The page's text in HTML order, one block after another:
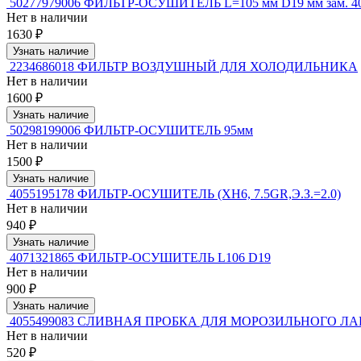
Нет в наличии
1630 ₽
Узнать наличие
2234686018 ФИЛЬТР ВОЗДУШНЫЙ ДЛЯ ХОЛОДИЛЬНИКА
Нет в наличии
1600 ₽
Узнать наличие
50298199006 ФИЛЬТР-ОСУШИТЕЛЬ 95мм
Нет в наличии
1500 ₽
Узнать наличие
4055195178 ФИЛЬТР-ОСУШИТЕЛЬ (XH6, 7.5GR,Э.З.=2.0)
Нет в наличии
940 ₽
Узнать наличие
4071321865 ФИЛЬТР-ОСУШИТЕЛЬ L106 D19
Нет в наличии
900 ₽
Узнать наличие
4055499083 СЛИВНАЯ ПРОБКА ДЛЯ МОРОЗИЛЬНОГО
Нет в наличии
520 ₽